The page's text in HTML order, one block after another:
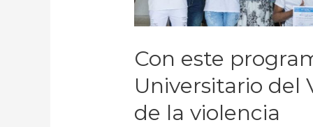
Con este
Universitario del
de la violencia